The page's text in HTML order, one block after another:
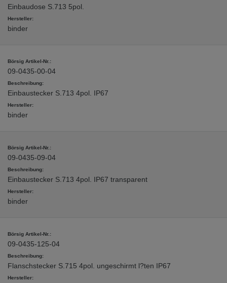
Einbaudose S.713 5pol.
binder
09-0435-00-04
Einbaustecker S.713 4pol. IP67
binder
09-0435-09-04
Einbaustecker S.713 4pol. IP67 transparent
binder
09-0435-125-04
Flanschstecker S.715 4pol. ungeschirmt l?ten IP67